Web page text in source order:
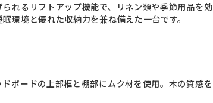
れるリフトアップ機能で、リネン類や季節用品を効
環境と優れた収納力を兼ね備えた一台です。
ボードの上部框と棚部にムク材を使用。木の質感を